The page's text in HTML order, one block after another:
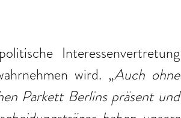
Interessenvertretung
wird. „Auch ohne
Parkett Berlins präsent und